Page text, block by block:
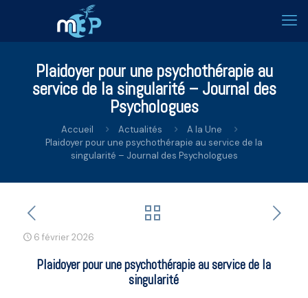
Plaidoyer pour une psychothérapie au
service de la singularité – Journal des
Psychologues
Accueil Actualités
A la Une
Plaidoyer pour une psychothérapie au service de la
singularité – Journal des Psychologues
6 février 2026
Plaidoyer pour une psychothérapie au service de la
singularité